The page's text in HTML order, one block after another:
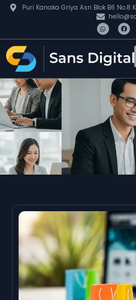
Puri Kanaka Griya Asri Blok B6 No.8